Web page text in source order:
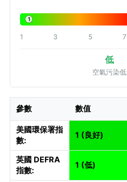
1
1 3 5 7
低
空氣污染低
參數 數值
美國環保署指
數:
1 (良好)
英國 DEFRA
指數:
1 (低)